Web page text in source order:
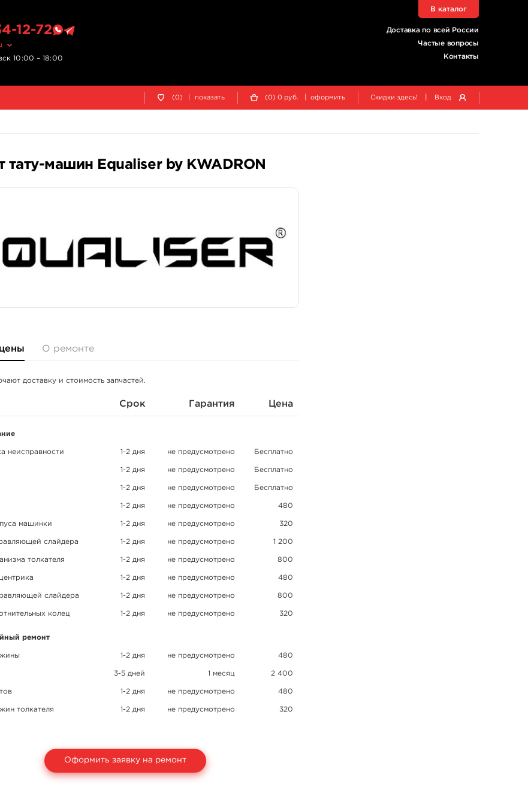
12-72
10:00 – 18:00
Доставка по всей России
Частые вопросы
Контакты
В каталог
(0) показать (0) 0 руб. оформить Скидки здесь! Вход
тату-машин Equaliser by KWADRON
О ремонте
доставку и стоимость запчастей.
Срок Гарантия Цена
неисправности 1-2 дня не предусмотрено Бесплатно
1-2 дня не предусмотрено Бесплатно
1-2 дня не предусмотрено Бесплатно
1-2 дня не предусмотрено 480
машинки 1-2 дня не предусмотрено 320
слайдера 1-2 дня не предусмотрено 1 200
толкателя 1-2 дня не предусмотрено 800
1-2 дня не предусмотрено 480
слайдера 1-2 дня не предусмотрено 800
колец 1-2 дня не предусмотрено 320
ремонт
1-2 дня не предусмотрено 480
3-5 дней 1 месяц 2 400
1-2 дня не предусмотрено 480
толкателя 1-2 дня не предусмотрено 320
Оформить заявку на ремонт